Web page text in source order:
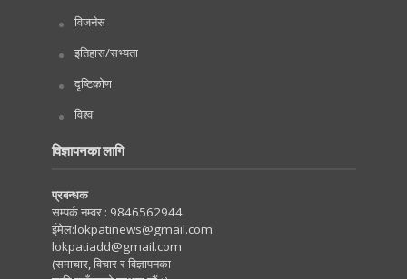
विजनेस
इतिहास/सभ्यता
दृष्टिकोण
विश्व
विज्ञापनका लागि
प्रबन्धक
सम्पर्क नम्वर : 9846562944
ईमेल:lokpatinews@gmail.com
lokpatiadd@gmail.com
(समाचार, विचार र विज्ञापनका